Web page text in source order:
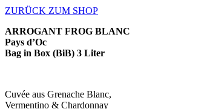
ZURÜCK ZUM SHOP
ARROGANT FROG BLANC
Pays d’Oc
Bag in Box (BiB) 3 Liter
Cuvée aus Grenache Blanc,
Vermentino & Chardonnay